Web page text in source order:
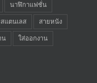
นาฬิกาแฟชั่น
แตนเลส
สายหนัง
น ใส่ออกงาน